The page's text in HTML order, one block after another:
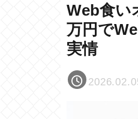
Web食い
万円で
実情